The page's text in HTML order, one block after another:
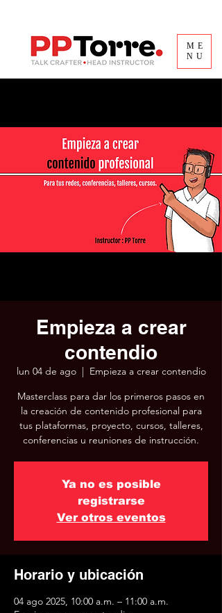
ME
NU
Empieza a crear
contendio
lun 04 de ago
  |
Empieza a crear contendio
Masterclass para dar los primeros pasos en
la creación de contenido profesional para
tus plataformas, proyecto, cursos, talleres,
conferencias u reuniones de instrucción.
Ya no es posible
registrarse
Ver otros eventos
Horario y ubicación
04 ago 2025, 10:00 a.m. – 11:00 a.m.